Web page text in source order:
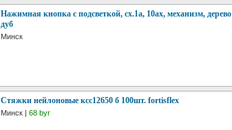
Нажимная кнопка с подсветкой, сх.1а, 10ах, механизм, дерево
дуб
Минск
Стяжки нейлоновые ксс12650 б 100шт. fortisflex
Минск | 68 byr